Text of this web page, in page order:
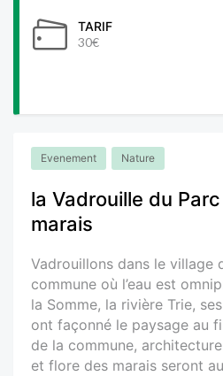
TARIF
30€
Evenement Nature
la Vadrouille du
marais
Vadrouillons dans le village
commune où l’eau est
la Somme, la rivière Trie,
ont façonné le paysage au
de la commune,
et flore des marais seront